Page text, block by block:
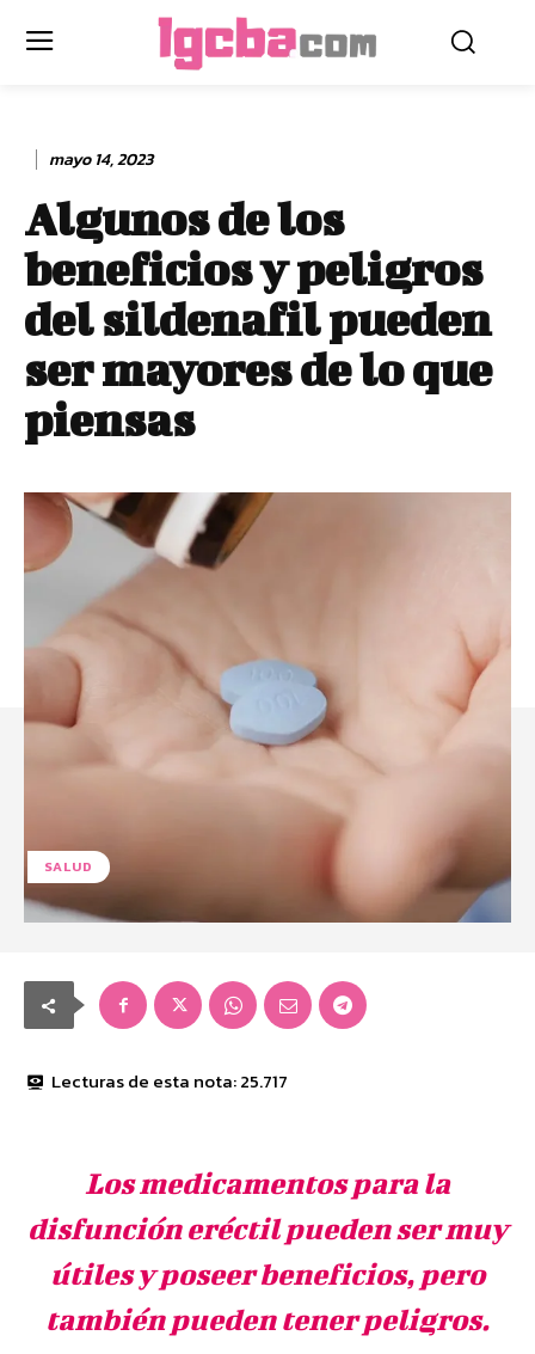
mayo 14, 2023
Algunos de los
beneficios y peligros
del sildenafil pueden
ser mayores de lo que
piensas
SALUD
Lecturas de esta nota:25.717
Los medicamentos para la
disfunción eréctil pueden ser muy
útiles y poseer beneficios, pero
también pueden tener peligros.